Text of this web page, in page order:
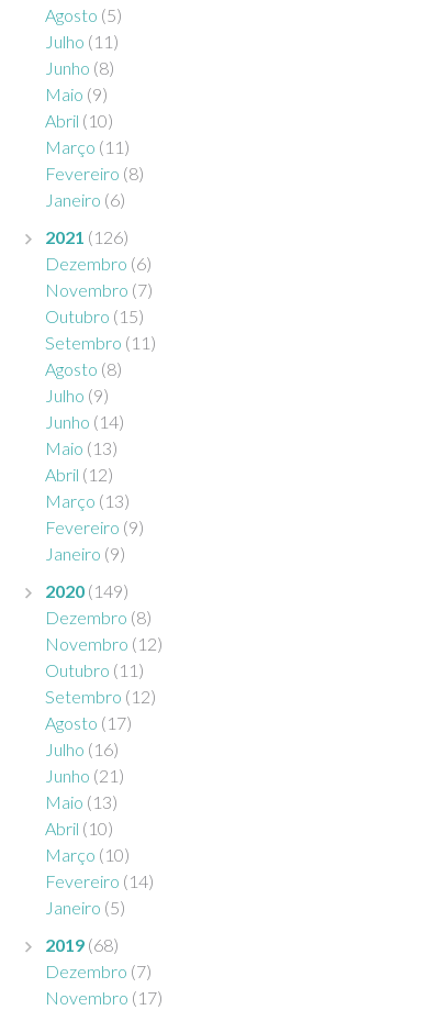
Agosto (5)
Julho (11)
Junho (8)
Maio (9)
Abril (10)
Março (11)
Fevereiro (8)
Janeiro (6)
2021 (126)
Dezembro (6)
Novembro (7)
Outubro (15)
Setembro (11)
Agosto (8)
Julho (9)
Junho (14)
Maio (13)
Abril (12)
Março (13)
Fevereiro (9)
Janeiro (9)
2020 (149)
Dezembro (8)
Novembro (12)
Outubro (11)
Setembro (12)
Agosto (17)
Julho (16)
Junho (21)
Maio (13)
Abril (10)
Março (10)
Fevereiro (14)
Janeiro (5)
2019 (68)
Dezembro (7)
Novembro (17)